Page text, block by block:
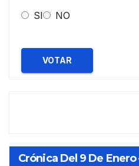
SI NO
VOTAR
Crónica Del 9 De Enero